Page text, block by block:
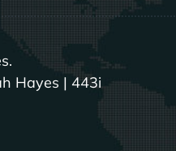
Hayes | 443i